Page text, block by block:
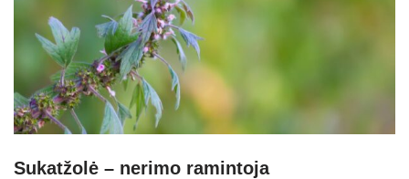
Sukatžolė – nerimo ramintoja